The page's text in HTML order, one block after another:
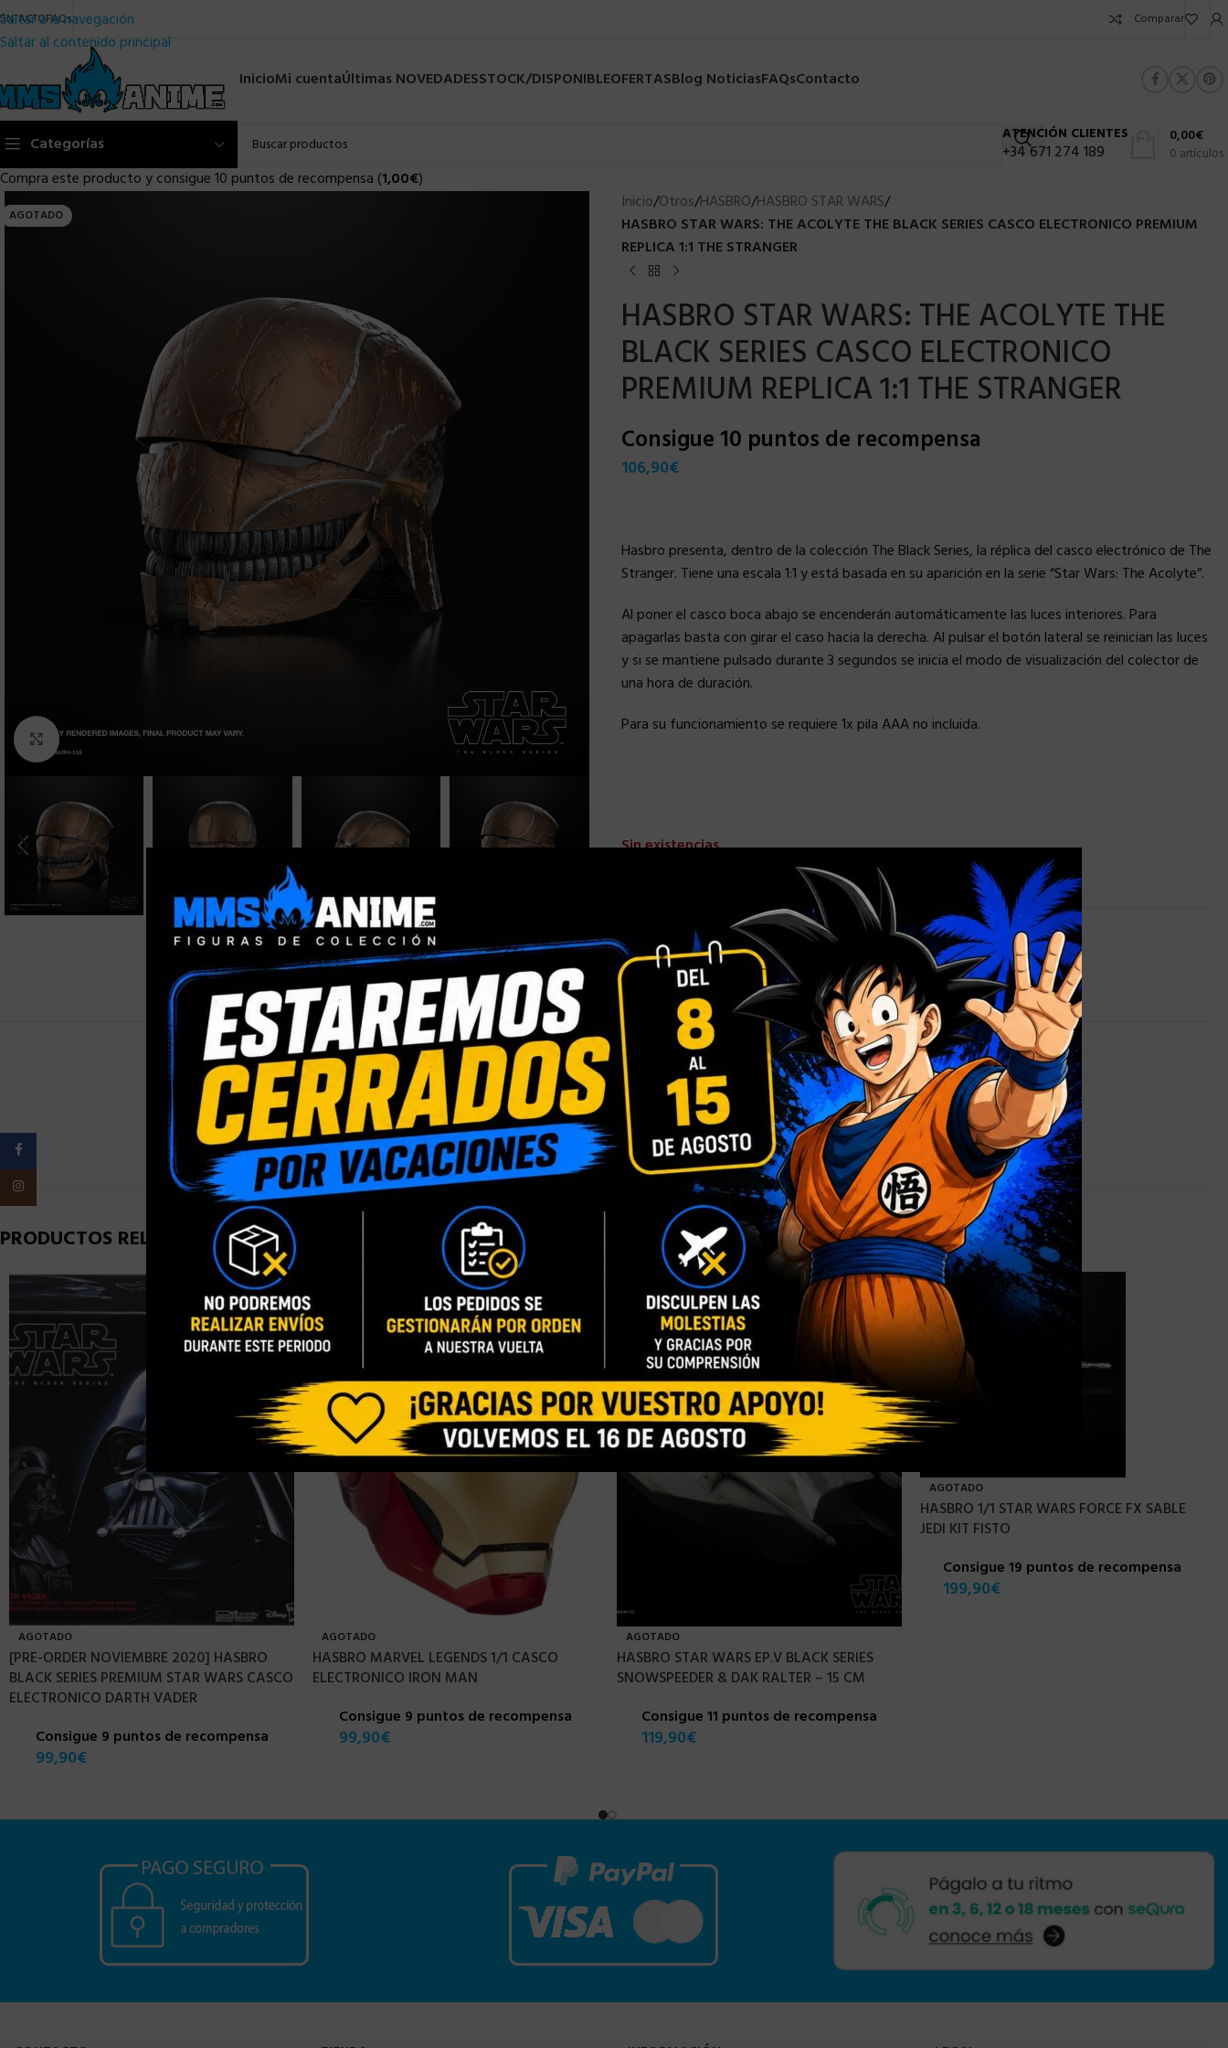
Saltar a la navegación
Saltar al contenido principal
FAQs Comparar
InicioMi cuentaÚltimas NOVEDADESSTOCK/DISPONIBLEOFERTASBlog NoticiasFAQsContacto
Categorías ATENCIÓN CLIENTES
+34 671 274 189 0 artículos
0,00€
Compra este producto y consigue 10 puntos de recompensa (1,00€)
AGOTADO
Clic para ampliar
Inicio/Otros/HASBRO/HASBRO STAR WARS/
HASBRO STAR WARS: THE ACOLYTE THE BLACK SERIES CASCO ELECTRONICO PREMIUM
REPLICA 1:1 THE STRANGER
HASBRO STAR WARS: THE ACOLYTE THE
BLACK SERIES CASCO ELECTRONICO
PREMIUM REPLICA 1:1 THE STRANGER
Consigue 10 puntos de recompensa
106,90€
Hasbro presenta, dentro de la colección The Black Series, la réplica del casco electrónico de The
Stranger. Tiene una escala 1:1 y está basada en su aparición en la serie “Star Wars: The Acolyte”.
Al poner el casco boca abajo se encenderán automáticamente las luces interiores. Para
apagarlas basta con girar el caso hacia la derecha. Al pulsar el botón lateral se reinician las luces
y si se mantiene pulsado durante 3 segundos se inicia el modo de visualización del colector de
una hora de duración.
Para su funcionamiento se requiere 1x pila AAA no incluida.
Sin existencias
Añadir a la lista de deseos
Categorías: HASBRO,HASBRO STAR WARS
Compartir:
INFORMACIÓN ADICIONAL
PESO 3,9 kg
PRODUCTOS RELACIONADOS
AGOTADO
[PRE-ORDER NOVIEMBRE 2020] HASBRO
BLACK SERIES PREMIUM STAR WARS CASCO
ELECTRONICO DARTH VADER
Consigue 9 puntos de recompensa
99,90€
AGOTADO
HASBRO MARVEL LEGENDS 1/1 CASCO
ELECTRONICO IRON MAN
Consigue 9 puntos de recompensa
99,90€
AGOTADO
HASBRO STAR WARS EP.V BLACK SERIES
SNOWSPEEDER & DAK RALTER – 15 CM
Consigue 11 puntos de recompensa
119,90€
AGOTADO
HASBRO 1/1 STAR WARS FORCE FX SABLE
JEDI KIT FISTO
Consigue 19 puntos de recompensa
199,90€